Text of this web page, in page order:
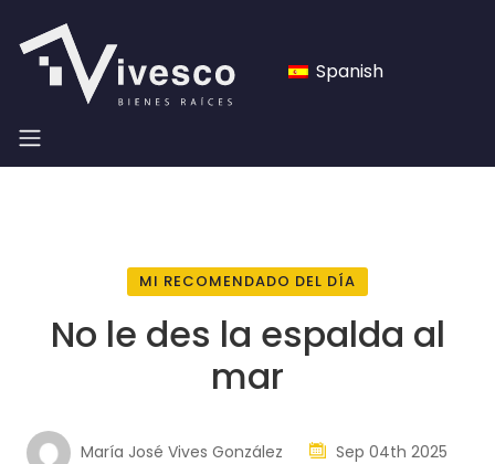
Spanish
MI RECOMENDADO DEL DÍA
No le des la espalda al
mar
María José Vives González
Sep 04th 2025